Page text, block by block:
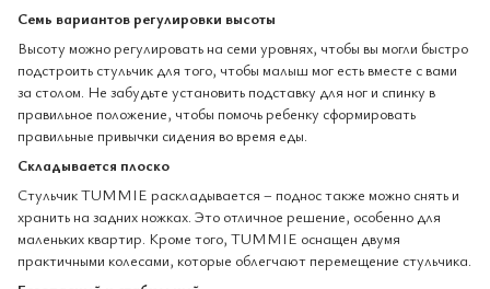
Семь вариантов регулировки высоты
Высоту можно регулировать на семи уровнях, чтобы вы могли быстро
подстроить стульчик для того, чтобы малыш мог есть вместе с вами
за столом. Не забудьте установить подставку для ног и спинку в
правильное положение, чтобы помочь ребенку сформировать
правильные привычки сидения во время еды.
Складывается плоско
Стульчик TUMMIE раскладывается – поднос также можно снять и
хранить на задних ножках. Это отличное решение, особенно для
маленьких квартир. Кроме того, TUMMIE оснащен двумя
практичными колесами, которые облегчают перемещение стульчика.